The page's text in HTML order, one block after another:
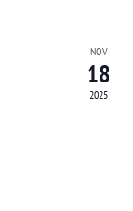
NOV
18
2025